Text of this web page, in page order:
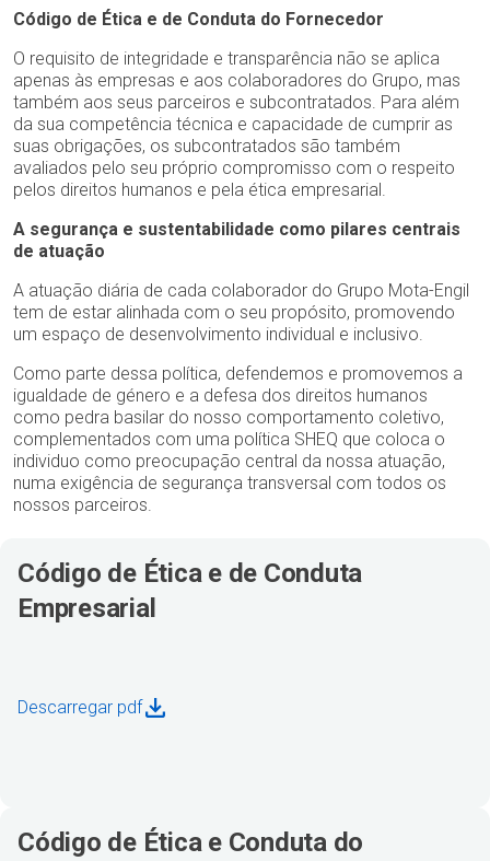
Código de Ética e de Conduta do Fornecedor
O requisito de integridade e transparência não se aplica
apenas às empresas e aos colaboradores do Grupo, mas
também aos seus parceiros e subcontratados. Para além
da sua competência técnica e capacidade de cumprir as
suas obrigações, os subcontratados são também
avaliados pelo seu próprio compromisso com o respeito
pelos direitos humanos e pela ética empresarial.
A segurança e sustentabilidade como pilares centrais
de atuação​
A atuação diária de cada colaborador do Grupo Mota-Engil
tem de estar alinhada com o seu propósito, promovendo
um espaço de desenvolvimento individual e inclusivo.​
Como parte dessa política, defendemos e promovemos a
igualdade de género e a defesa dos direitos humanos
como pedra basilar do nosso comportamento coletivo,
complementados com uma política SHEQ que coloca o
individuo como preocupação central da nossa atuação,
numa exigência de segurança transversal com todos os
nossos parceiros.
Código de Ética e de Conduta
Empresarial
Descarregar pdf
Código de Ética e Conduta do